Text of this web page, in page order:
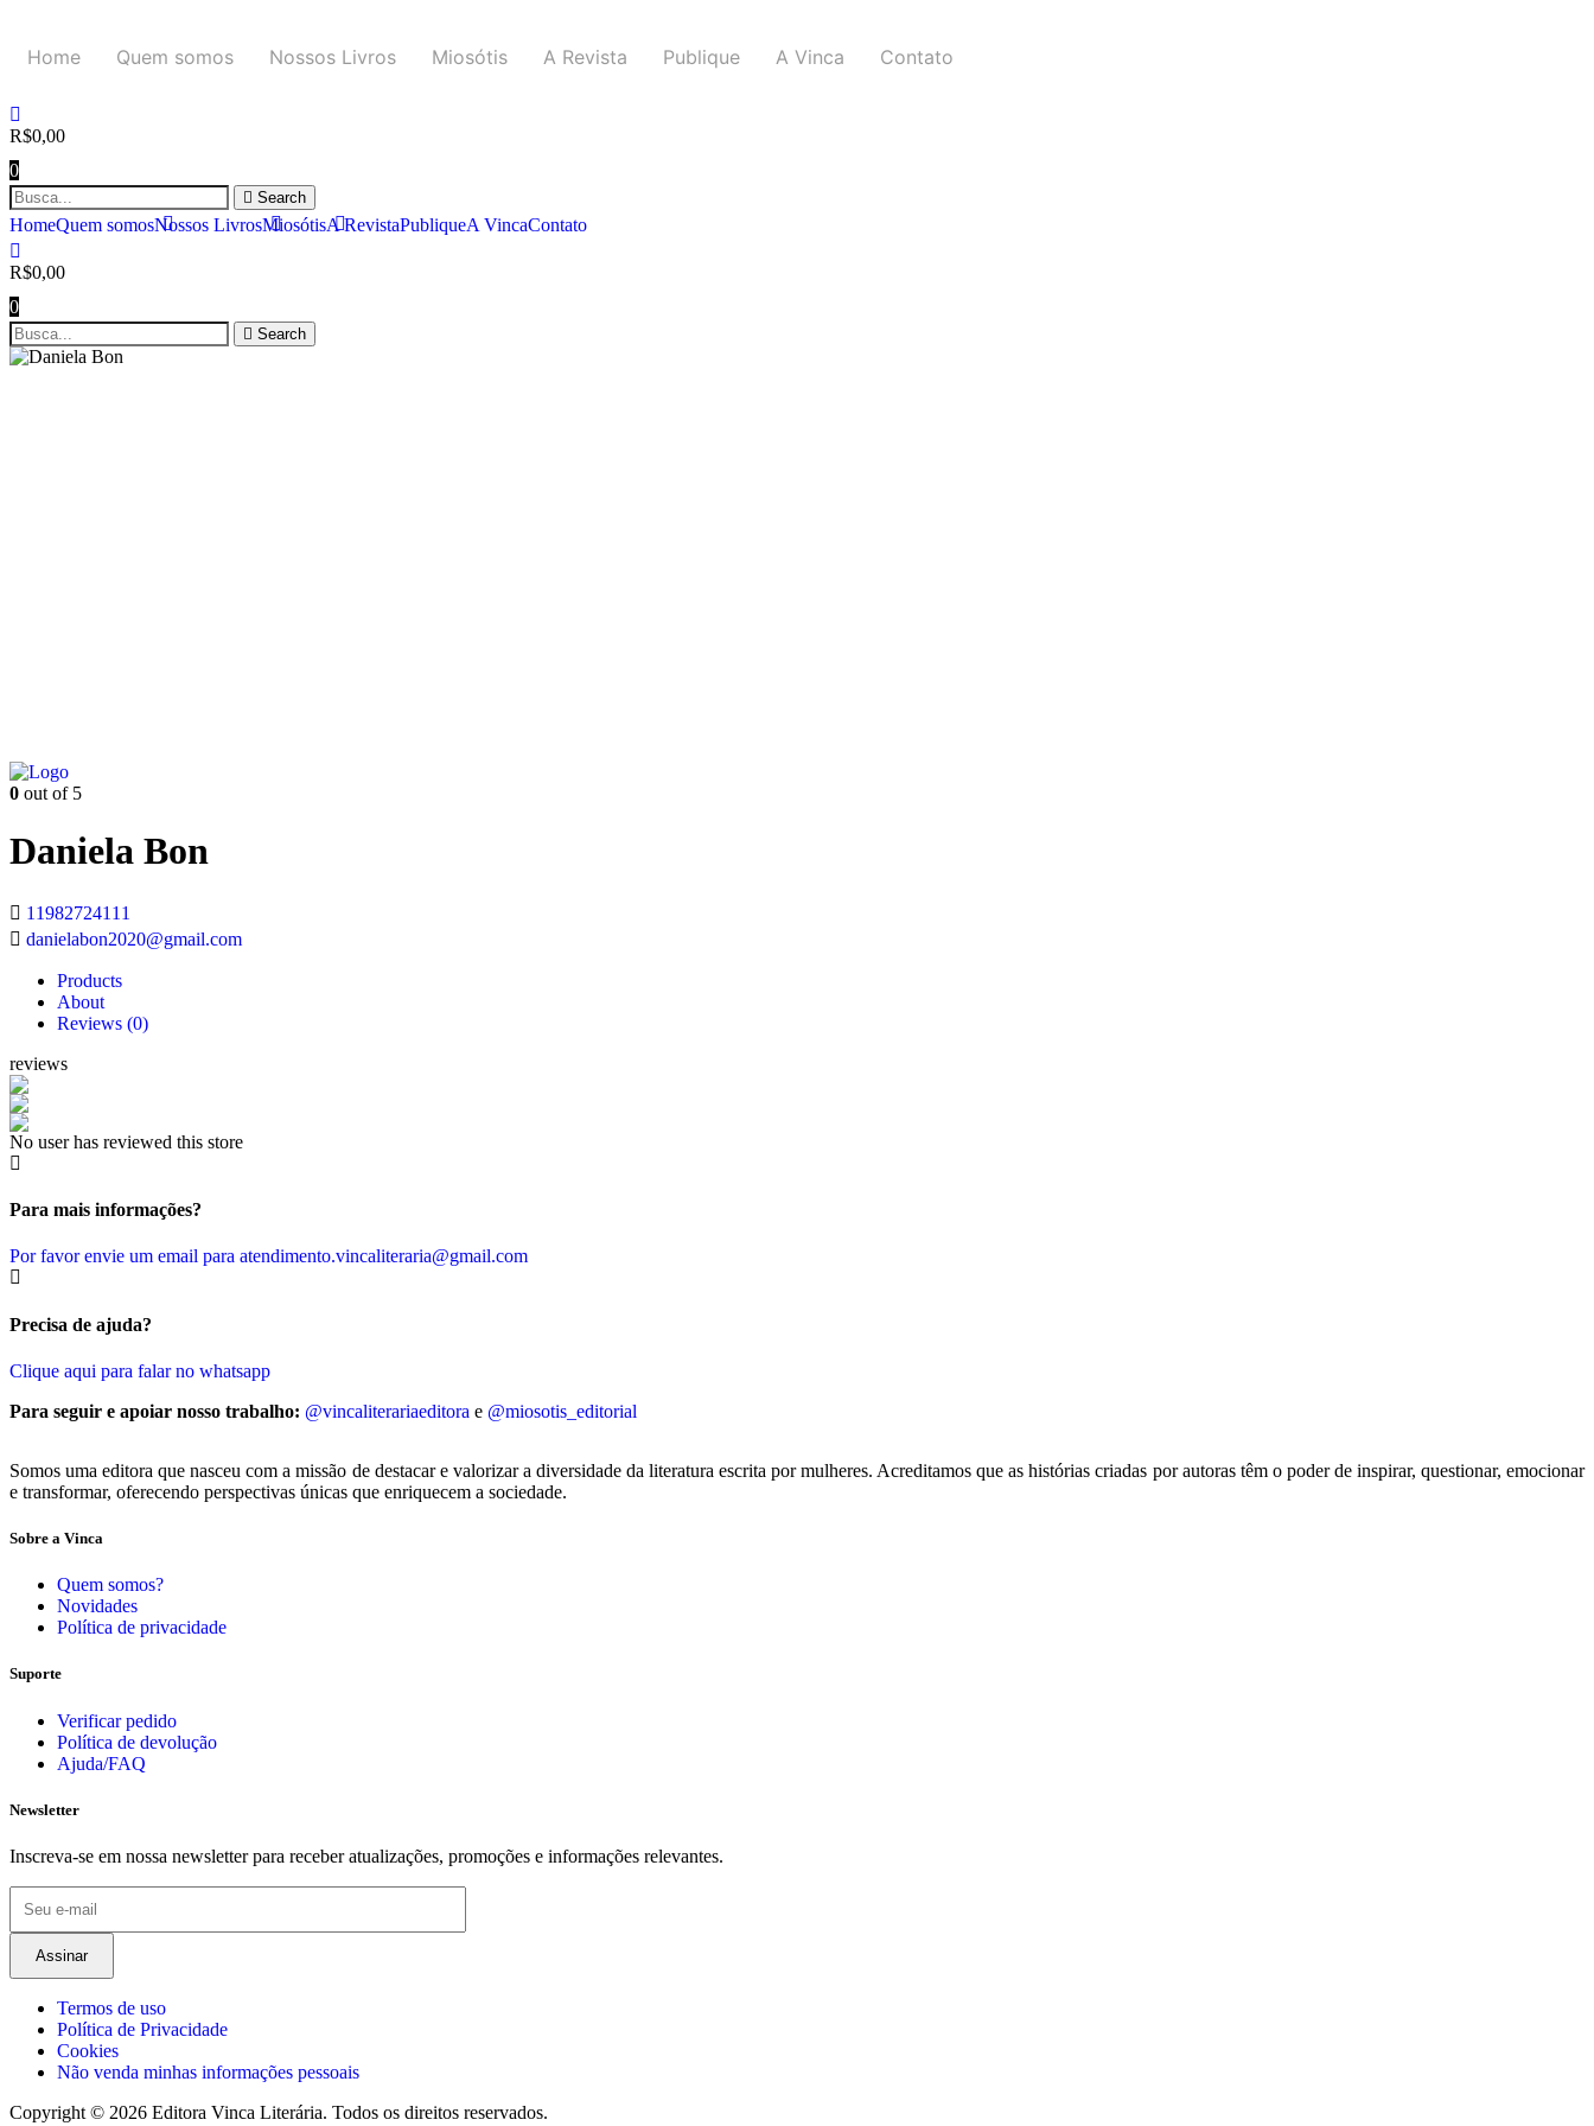
Home Quem somos Nossos Livros Miosótis A Revista Publique A Vinca Contato
R$0,00
0
Search
HomeQuem somosNossos LivrosMiosótisA RevistaPubliqueA VincaContato
R$0,00
0
Search
0 out of 5
Daniela Bon
11982724111
danielabon2020@gmail.com
Products
About
Reviews (0)
reviews
No user has reviewed this store
Para mais informações?
Por favor envie um email para atendimento.vincaliteraria@gmail.com
Precisa de ajuda?
Clique aqui para falar no whatsapp
Para seguir e apoiar nosso trabalho: @vincaliterariaeditora e @miosotis_editorial
Somos uma editora que nasceu com a missão de destacar e valorizar a diversidade da literatura escrita por mulheres. Acreditamos que as histórias criadas por autoras têm o poder de inspirar, questionar, emocionar
e transformar, oferecendo perspectivas únicas que enriquecem a sociedade.
Sobre a Vinca
Quem somos?
Novidades
Política de privacidade
Suporte
Verificar pedido
Política de devolução
Ajuda/FAQ
Newsletter
Inscreva-se em nossa newsletter para receber atualizações, promoções e informações relevantes.
Termos de uso
Política de Privacidade
Cookies
Não venda minhas informações pessoais
Copyright © 2026 Editora Vinca Literária. Todos os direitos reservados.